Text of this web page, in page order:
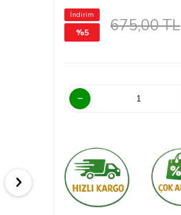
İndirim
%5 675,00TL